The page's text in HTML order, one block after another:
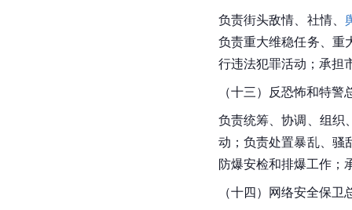
负责街头敌情、社情、
负责重大维稳任务、重
行违法犯罪活动；承担
（十三）反恐怖和特警
负责统筹、协调、组织
动；负责处置暴乱、骚
防爆安检和排爆工作；
（十四）网络安全保